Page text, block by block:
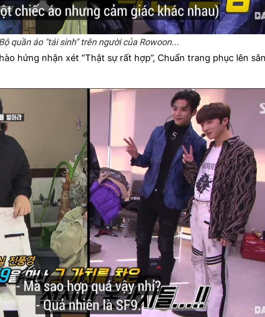
quần áo "tái sinh" trên người của Rowoon...
hứng nhận xét “Thật sự rất hợp”, Chuẩn trang phục lên